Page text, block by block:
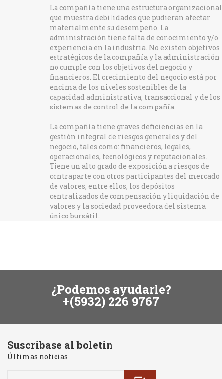
La compañía tiene una estructura organizacional
que muestra debilidades que pudieran afectar
materialmente su desempeño. La
administración tiene falta de conocimiento y/o
experiencia en la industria. No existen objetivos
estratégicos de la compañía y la administración
no cumple con los objetivos del negocio y
financieros. El crecimiento del negocio está por
encima de los niveles sostenibles de la
capacidad administrativa, transaccional y de los
sistemas de control de la compañía.
La compañía tiene graves deficiencias en la
gestión integral de riesgos generales y del
negocio, tales como: financieros, legales,
operacionales, tecnológicos y reputacionales.
Tiene un alto grado de exposición a riesgos de
contraparte con otros participantes del mercado
de valores, entre ellos, los depósitos
centralizados de compensación y liquidación de
valores y la sociedad proveedora del sistema
único bursátil.
¿Podemos ayudarle?
+(5932) 226 9767
Suscríbase al boletín
Últimas noticias